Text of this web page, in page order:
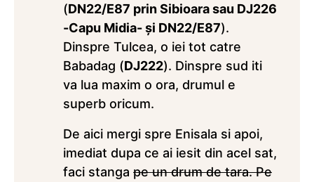
(DN22/E87 prin Sibioara sau DJ226
-Capu Midia- şi DN22/E87).
Dinspre Tulcea, o iei tot catre
Babadag (DJ222). Dinspre sud iti
va lua maxim o ora, drumul e
superb oricum.
De aici mergi spre Enisala si apoi,
imediat dupa ce ai iesit din acel sat,
faci stanga pe un drum de tara. Pe